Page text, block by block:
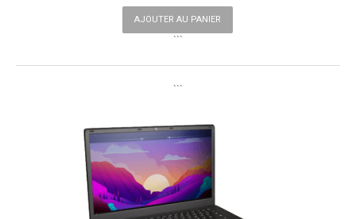
AJOUTER AU PANIER
```
```